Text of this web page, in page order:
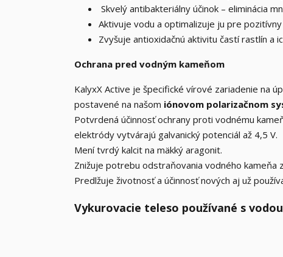
Skvelý antibakteriálny účinok – eliminácia
Aktivuje vodu a optimalizuje ju pre
Zvyšuje antioxidačnú aktivitu častí rastlín a
Ochrana pred vodným kameňom
KalyxX Active je špecifické vírové zariadenie na
postavené na našom iónovom polarizačnom
Potvrdená účinnosť ochrany proti vodnému
elektródy vytvárajú galvanický potenciál až 4,5 V.
Mení tvrdý kalcit na mäkký aragonit.
Znižuje potrebu odstraňovania vodného kameňa
Predlžuje životnosť a účinnosť nových aj už
Vykurovacie teleso používané s